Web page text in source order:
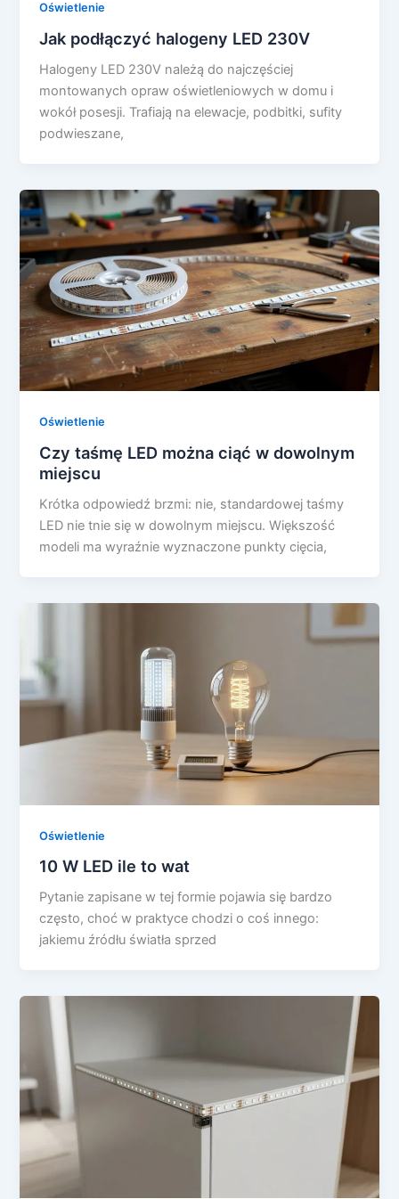
Oświetlenie
Jak podłączyć halogeny LED 230V
Halogeny LED 230V należą do najczęściej
montowanych opraw oświetleniowych w domu i
wokół posesji. Trafiają na elewacje, podbitki, sufity
podwieszane,
Oświetlenie
Czy taśmę LED można ciąć w dowolnym
miejscu
Krótka odpowiedź brzmi: nie, standardowej taśmy
LED nie tnie się w dowolnym miejscu. Większość
modeli ma wyraźnie wyznaczone punkty cięcia,
Oświetlenie
10 W LED ile to wat
Pytanie zapisane w tej formie pojawia się bardzo
często, choć w praktyce chodzi o coś innego:
jakiemu źródłu światła sprzed